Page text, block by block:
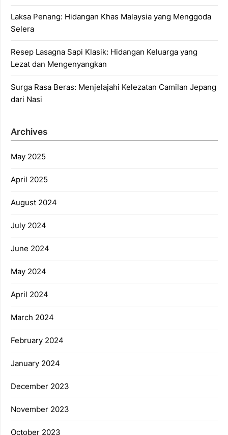
Laksa Penang: Hidangan Khas Malaysia yang Menggoda
Selera
Resep Lasagna Sapi Klasik: Hidangan Keluarga yang
Lezat dan Mengenyangkan
Surga Rasa Beras: Menjelajahi Kelezatan Camilan Jepang
dari Nasi
Archives
May 2025
April 2025
August 2024
July 2024
June 2024
May 2024
April 2024
March 2024
February 2024
January 2024
December 2023
November 2023
October 2023